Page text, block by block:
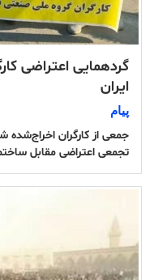
گردهمایی اعتراضی
ایران
پیام
جمعی از کارگران اخراج‌شده
تجمعی اعتراضی مقابل